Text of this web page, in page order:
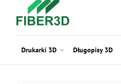
Drukarki 3D Długopisy 3D